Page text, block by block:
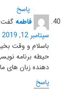
پاسخ
فاطمه
سپتامبر 12, 2019 در 6:41 ب.ظ
حیطه برنامه
دهنده زبان های
پاسخ